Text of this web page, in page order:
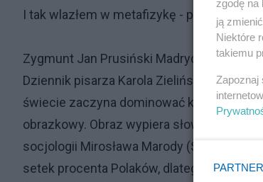
I tak wlazłem w metafizykę - przepraszam!
Zygmunt Jan Prusiński Madryckie Ścieżki
Dziennik pisarza Karola Zielińskiego z
świecie zaczyna dominować kultura
obrazkowy. Obraz wypiera słowo.
socjologii Mirosława Marody (Socjologia
setek procenta Polaków, dlatego że jest
zgodę na
ją
Niektóre
takiemu
Zapoznaj